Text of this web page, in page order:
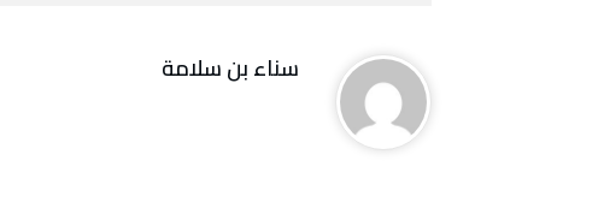
‬سناء‭ ‬بن‭ ‬سلامة